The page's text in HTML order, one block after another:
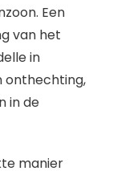
Een
van het
in
onthechting,
in de
manier